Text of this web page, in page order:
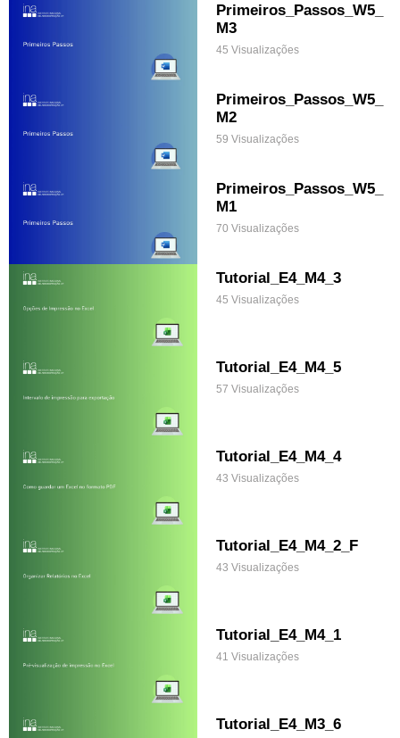
Primeiros_Passos_W5_
M3
45 Visualizações
Primeiros_Passos_W5_
M2
59 Visualizações
Primeiros_Passos_W5_
M1
70 Visualizações
Tutorial_E4_M4_3
45 Visualizações
Tutorial_E4_M4_5
57 Visualizações
Tutorial_E4_M4_4
43 Visualizações
Tutorial_E4_M4_2_F
43 Visualizações
Tutorial_E4_M4_1
41 Visualizações
Tutorial_E4_M3_6